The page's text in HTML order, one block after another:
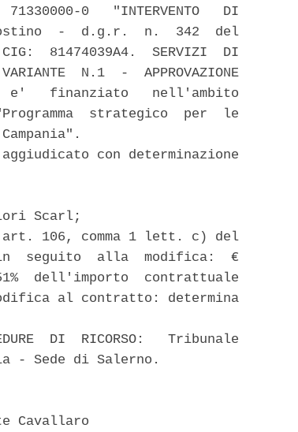
71330000-0   "INTERVENTO   DI
-  d.g.r.  n.  342  del
81474039A4.  SERVIZI  DI
N.1  -  APPROVAZIONE
e'   finanziato   nell'ambito
strategico  per  le
con determinazione
Scarl;
106, comma 1 lett. c) del
in  seguito  alla  modifica:  €
dell'importo  contrattuale
al contratto: determina
DI  RICORSO:   Tribunale
- Sede di Salerno.
Cavallaro